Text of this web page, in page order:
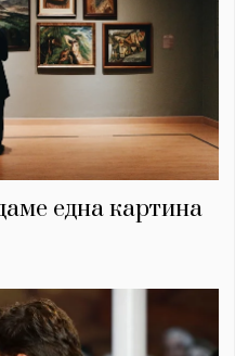
една картина